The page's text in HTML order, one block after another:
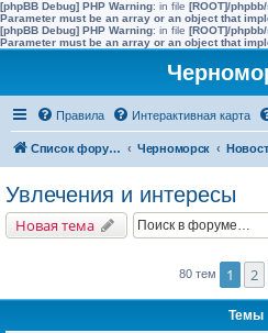
[phpBB Debug] PHP Warning: in file [ROOT]/
Parameter must be an array or an object that
[phpBB Debug] PHP Warning: in file [ROOT]/
Parameter must be an array or an object that
Правила Интерактивная карта
Список форумов Черноморск
Увлечения и интересы
Новая тема
80 тем 1 2
Темы